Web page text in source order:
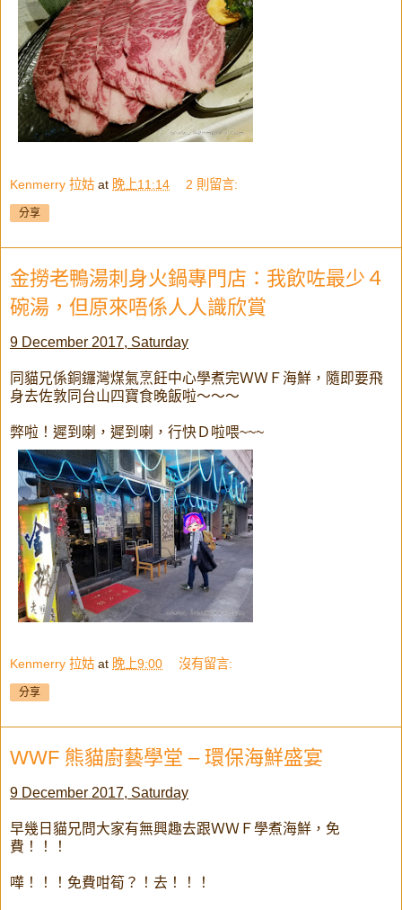
Kenmerry 拉姑 at 晚上11:14 2 則留言:
分享
金撈老鴨湯刺身火鍋專門店：我飲咗最少４
碗湯，但原來唔係人人識欣賞
9 December 2017, Saturday
同貓兄係銅鑼灣煤氣烹飪中心學煮完ＷＷＦ海鮮，隨即要飛
身去佐敦同台山四寶食晚飯啦～～～
弊啦！遲到喇，遲到喇，行快Ｄ啦喂~~~
Kenmerry 拉姑 at 晚上9:00 沒有留言:
分享
WWF 熊貓廚藝學堂 – 環保海鮮盛宴
9 December 2017, Saturday
早幾日貓兄問大家有無興趣去跟ＷＷＦ學煮海鮮，免
費！！！
嘩！！！免費咁筍？！去！！！